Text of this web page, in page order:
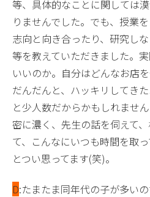
等、具体的なことに関しては
りませんでした。でも、授業
志向と向き合ったり、研究し
等を教えていただきました。
いいのか。自分はどんなお店
だんだんと、ハッキリしてき
と少人数だからかもしれませ
密に濃く、先生の話を伺えて
て、こんなにいつも時間を取
とつい思ってます(笑)。
D:たまたま同年代の子が多い